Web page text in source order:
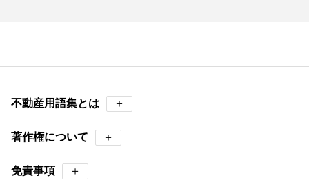
不動産用語集とは ＋
著作権について ＋
免責事項 ＋